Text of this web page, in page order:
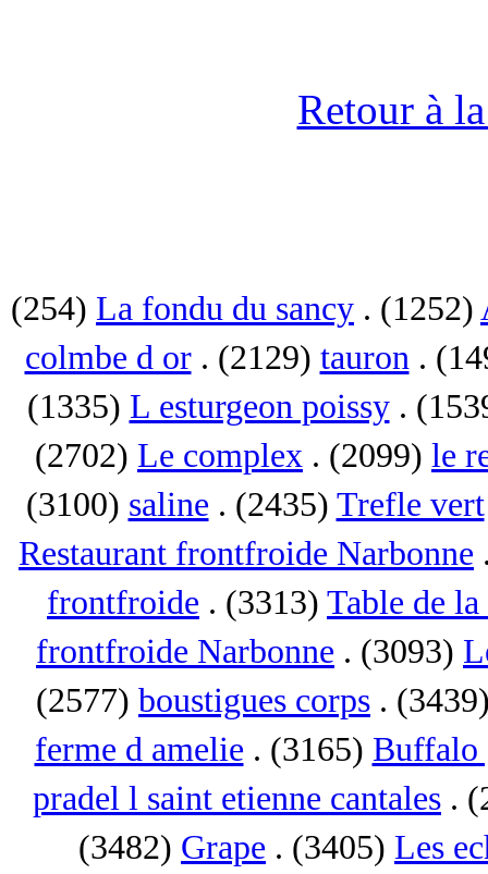
Retour à
(254) La fondu du sancy . (1252)
colmbe d or. (2129) tauron.
(1335) L esturgeon poissy.
(2702) Le complex . (2099) le
(3100) saline . (2435) Trefle vert
Restaurant frontfroide Narbonne
frontfroide . (3313) Table de
frontfroide Narbonne . (3093)
(2577) boustigues corps .
ferme d amelie . (3165) Buffalo
pradel l saint etienne cantales .
(3482) Grape . (3405) Les